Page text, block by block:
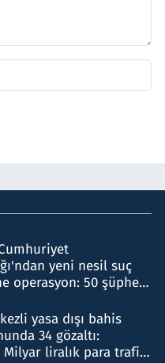
yeni nesil suç
operasyon: 50 şüpheli
yasa dışı bahis
34 gözaltı:
Milyar liralık para trafiği